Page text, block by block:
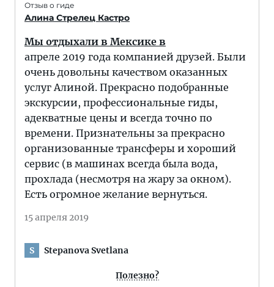
Отзыв о гиде
Алина Стрелец Кастро
Мы отдыхали в Мексике в
апреле 2019 года компанией друзей. Были
очень довольны качеством оказанных
услуг Алиной. Прекрасно подобранные
экскурсии, профессиональные гиды,
адекватные цены и всегда точно по
времени. Признательны за прекрасно
организованные трансферы и хороший
сервис (в машинах всегда была вода,
прохлада (несмотря на жару за окном).
Есть огромное желание вернуться.
15 апреля 2019
S Stepanova Svetlana
Полезно?